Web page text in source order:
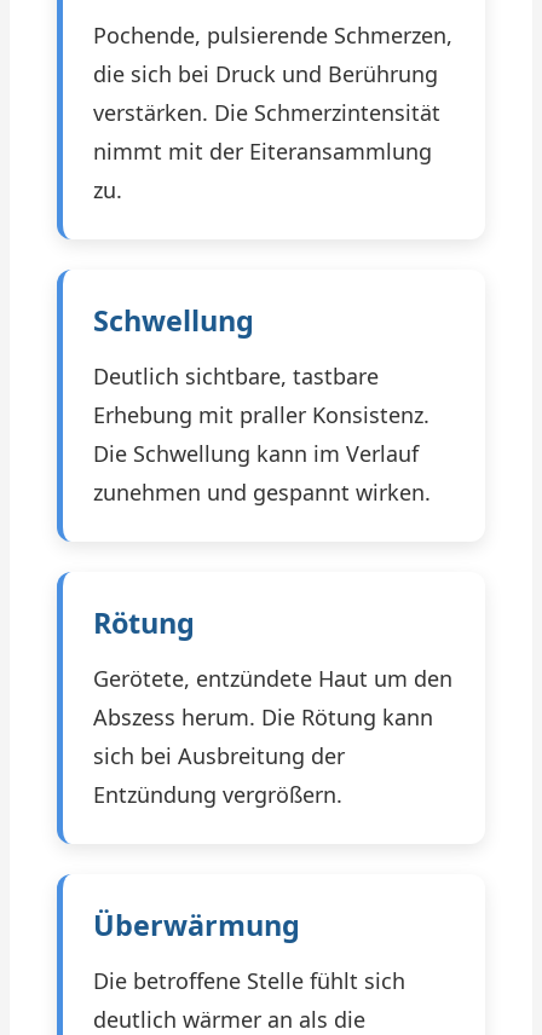
Pochende, pulsierende Schmerzen,
die sich bei Druck und Berührung
verstärken. Die Schmerzintensität
nimmt mit der Eiteransammlung
zu.
Schwellung
Deutlich sichtbare, tastbare
Erhebung mit praller Konsistenz.
Die Schwellung kann im Verlauf
zunehmen und gespannt wirken.
Rötung
Gerötete, entzündete Haut um den
Abszess herum. Die Rötung kann
sich bei Ausbreitung der
Entzündung vergrößern.
Überwärmung
Die betroffene Stelle fühlt sich
deutlich wärmer an als die